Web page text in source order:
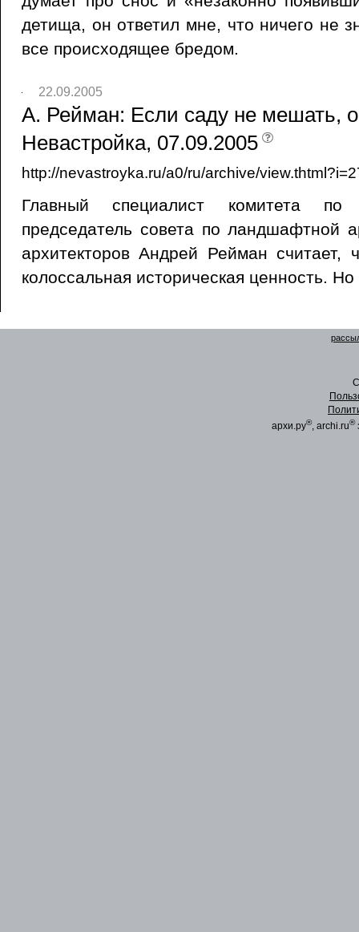
детища, он ответил мне, что ничего не
все происходящее бредом.
22.09.2005
А. Рейман: Если саду не мешать,
Невастройка, 07.09.2005
http://nevastroyka.ru/a0/ru/archive/
Главный специалист комитета по
председатель совета по ландшафтной
архитекторов Андрей Рейман считает,
колоссальная историческая ценность.
архи.ру®, archi.ru®